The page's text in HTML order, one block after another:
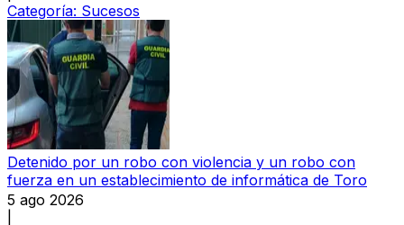
Categoría: Sucesos
Detenido por un robo con violencia y un robo con
fuerza en un establecimiento de informática de Toro
5 ago 2026